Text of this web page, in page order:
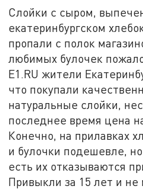
Слойки с сыром,
екатеринбургском
пропали с полок
любимых булочек
E1.RU жители
что покупали
натуральные слойки,
последнее время цена
Конечно, на прилавках
и булочки подешевле,
есть их отказываются
Привыкли за 15 лет и не